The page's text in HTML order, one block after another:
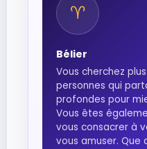
♈︎
Bélier
Vous cherchez
personnes qui
profondes pour
Vous êtes
vous consacrer à
vous amuser. Que